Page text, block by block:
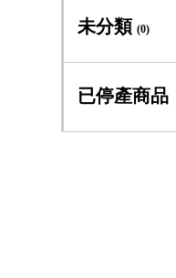
義大利組(6)
全緣組
園藝資材全部
專利四方盆
未分類(0)
已停產商品